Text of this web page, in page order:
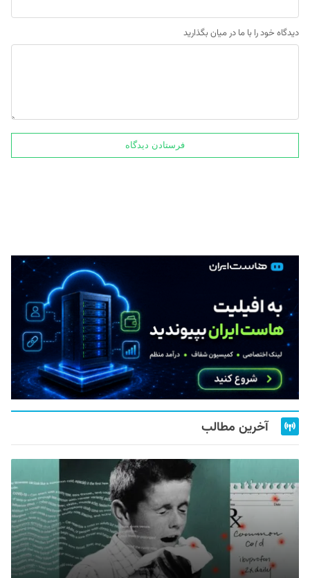
دیدگاه خود را با ما در میان بگذارید
آخرین مطالب